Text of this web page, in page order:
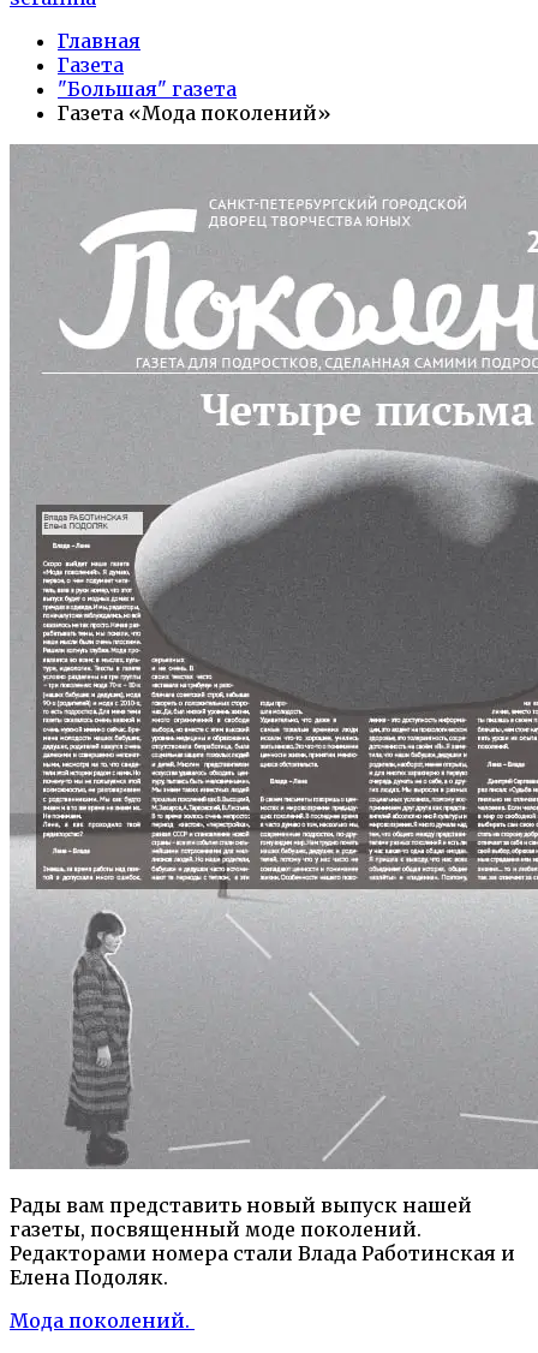
Главная
Газета
"Большая" газета
Газета «Мода поколений»
Рады вам представить новый выпуск нашей
газеты, посвященный моде поколений.
Редакторами номера стали Влада Работинская и
Елена Подоляк.
Мода поколений.